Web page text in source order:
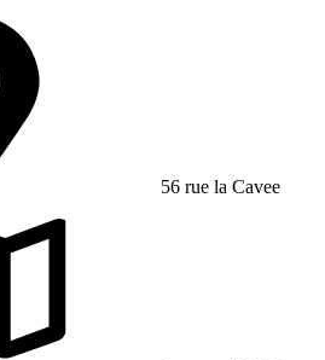
56 rue la Cavee